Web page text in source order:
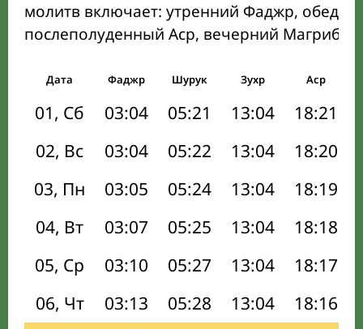
молитв включает: утренний Фаджр,
послеполуденный Аср, вечерний Магриб
Дата Фаджр Шурук Зухр Аср
01, Сб 03:04 05:21 13:04 18:21
02, Вс
03:04 05:22 13:04 18:20
03, Пн
03:05 05:24 13:04 18:19
04, Вт
03:07 05:25 13:04 18:18
05, Ср
03:10 05:27 13:04 18:17
06, Чт
03:13 05:28 13:04 18:16